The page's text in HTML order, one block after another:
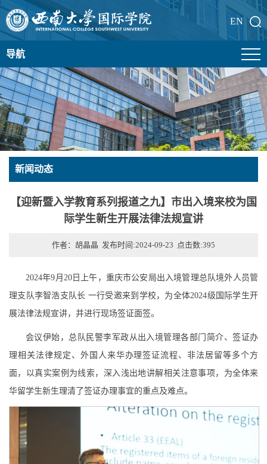
EN
导航
新闻动态
【迎新暨入学教育系列报道之九】市出入境来校为国
际学生新生开展法律法规宣讲
作者：胡晶晶 发布时间:2024-09-23 点击数:395
2024年9月20日上午，重庆市公安局出入境管理总队境外人员管
理支队李智浩支队长 一行受邀来到学校，为全体2024级国际学生开
展法律法规宣讲，并进行现场签证面签。
会议伊始，总队民警李军政从出入境管理各部门简介、签证办
理相关法律规定、外国人来华办理签证流程、非法居留等多个方
面，以真实案例为线索，深入浅出地讲解相关注意事项，为全体来
华留学生新生理清了签证办理事宜的重点及难点。